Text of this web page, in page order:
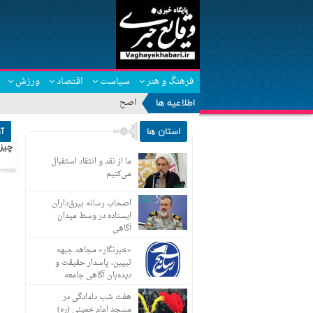
فرهنگ و هنر سیاست اقتصاد ورزش
اطلاعیه ها
اصحاب رسانه بیرق‌داران
استان ها
ما از نقد و انتقاد استقبال
می‌کنیم
اصحاب رسانه بیرق‌داران
ایستاده در وسط میدان
آگاهی
«خبرنگار» مجاهد جبهه
تبیین، پاسدار حقیقت و
دیده‌بان آگاهی جامعه
هفت شب دلدادگی در
مسجد امام خمینی (ره)